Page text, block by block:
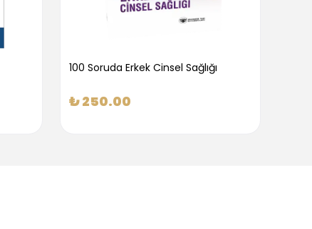
100 Soruda Erkek Cinsel Sağlığı
₺ 250.00